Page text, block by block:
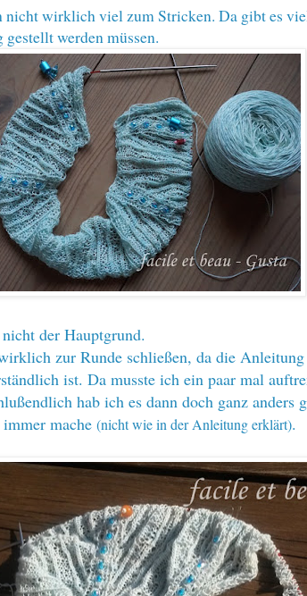
nicht wirklich viel zum Stricken. Da gibt es
werden müssen.
der Hauptgrund.
zur Runde schließen, da die Anleitung
ist. Da musste ich ein paar mal
hab ich es dann doch ganz anders
mache (nicht wie in der Anleitung erklärt).